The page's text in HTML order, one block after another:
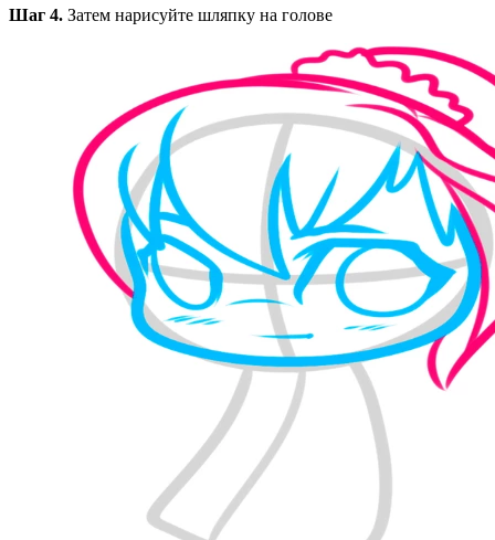
Шаг 4. Затем нарисуйте шляпку на голове